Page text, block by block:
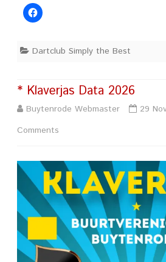
Dartclub Simply the Best
* Klaverjas Data 2026
Buytenrode Webmaster 29
Comments
Klaverjas
Data
2026